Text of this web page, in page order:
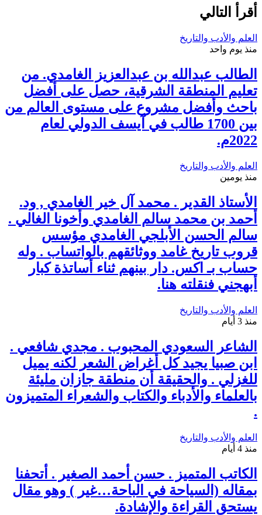
أقرأ التالي
العلم والأدب والتاريخ
منذ يوم واحد
الطالب عبدالله بن عبدالعزيز الغامدي. من
تعليم المنطقة الشرقية، حصل على أفضل
باحث وأفضل مشروع على مستوى العالم من
بين 1700 طالب في آيسف الدولي لعام
2022م.
العلم والأدب والتاريخ
منذ يومين
الأستاذ القدير . محمد آل خير الغامدي , ود.
أحمد بن محمد سالم الغامدي وأخونا الغالي .
سالم الحسن الأبلجي الغامدي مؤسس
قروب تاريخ غامد ووثائقهم بالواتساب . وله
حساب بـ اكس. دار بينهم ثناء أساتذة كبار
أبهجني فنقلته هنا.
العلم والأدب والتاريخ
منذ 3 أيام
الشاعر السعودي المحبوب . مجدي شافعي .
ابن صبيا يجيد كل أغراض الشعر لكنه يميل
للغزلي . والحقيقة أن منطقة جازان مليئة
بالعلماء والأدباء والكتاب والشعراء المتميزون
.
العلم والأدب والتاريخ
منذ 4 أيام
الكاتب المتميز . حسن أحمد الصغير . أتحفنا
بمقاله (السياحة في الباحة…غير ) وهو مقال
يستحق القراءة والإشادة.